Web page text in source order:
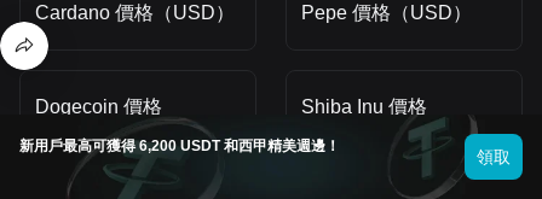
Cardano 價格（USD） Pepe 價格（USD）
Dogecoin 價格
（USD）
Shiba Inu 價格
（USD）
新用戶最高可獲得 6,200 USDT 和西甲精美週邊！
領取